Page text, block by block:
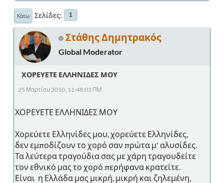
Κάτω Σελίδες 1
Στάθης Δημητρακός
Global Moderator
ΧΟΡΕΥΕΤΕ ΕΛΛΗΝΙΔΕΣ ΜΟΥ
25 Μαρτίου 2010, 11:48:03 ΠΜ
ΧΟΡΕΥΕΤΕ ΕΛΛΗΝΙΔΕΣ ΜΟΥ
Χορεύετε Ελληνίδες μου, χορεύετε Ελληνίδες,
δεν εμποδίζουν το χορό σαν πρώτα μ' αλυσίδες.
Τα λεύτερα τραγούδια σας με χάρη τραγουδείτε
τον εθνικό μας το χορό περήφανα κρατείτε.
Είναι η Ελλάδα μας μικρή, μικρή και ζηλεμένη,